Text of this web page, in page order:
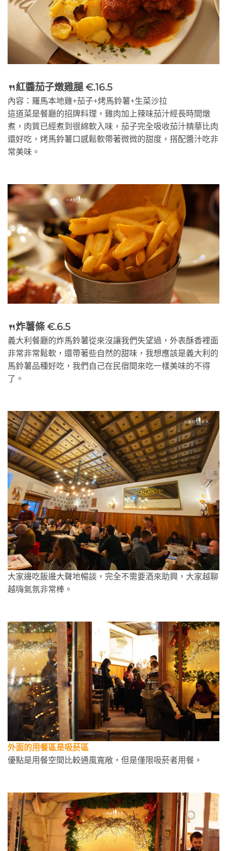
🍴紅醬茄子燉雞腿 €.16.5
內容：羅馬本地雞+茄子+烤馬鈴薯+生菜沙拉
這道菜是餐廳的招牌料理，雞肉加上辣味茄汁經長時間燉
煮，肉質已經煮到很綿軟入味，茄子完全吸收茄汁精華比肉
還好吃，烤馬鈴薯口感鬆軟帶著微微的甜度，搭配醬汁吃非
常美味。
🍴炸薯條 €.6.5
義大利餐廳的炸馬鈴薯從來沒讓我們失望過，外表酥香裡面
非常非常鬆軟，還帶著些自然的甜味，我想應該是義大利的
馬鈴薯品種好吃，我們自己在民宿間來吃一樣美味的不得
了。
大家邊吃飯邊大聲地暢談，完全不需要酒來助興，大家越聊
越嗨氣氛非常棒。
外面的用餐區是吸菸區
優點是用餐空間比較通風寬敞，但是僅限吸菸者用餐。